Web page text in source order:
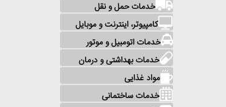
خدمات حمل و نقل
کامپیوتر، اینترنت و موبایل
خدمات اتومبیل و موتور
خدمات بهداشتی و درمان
مواد غذایی
خدمات ساختمانی